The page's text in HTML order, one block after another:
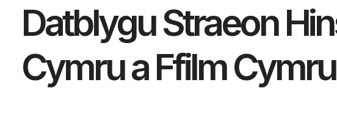
Datblygu Straeon
Cymru a Ffilm